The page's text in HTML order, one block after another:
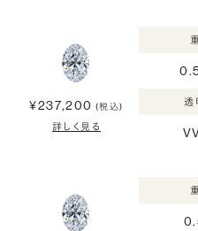
¥237,200 (税込)
詳しく見る
透